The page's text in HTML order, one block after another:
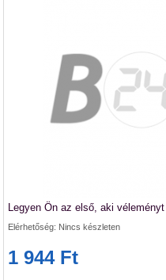
Legyen Ön az első, aki
Elérhetőség: Nincs készleten
1 944 Ft